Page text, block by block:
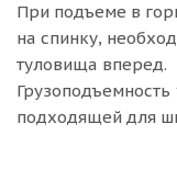
При подъеме в
на спинку,
туловища вперед.
подходящей для